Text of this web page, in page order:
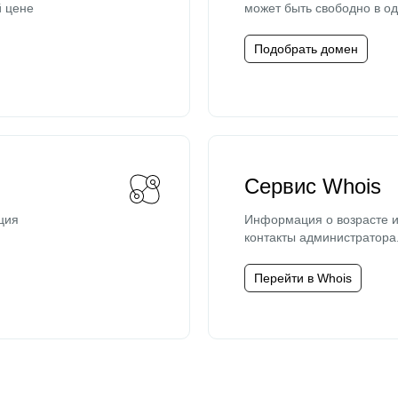
цене может быть свободно в
Подобрать домен
Сервис Whois
Информация о возрасте
контакты
Перейти в Whois